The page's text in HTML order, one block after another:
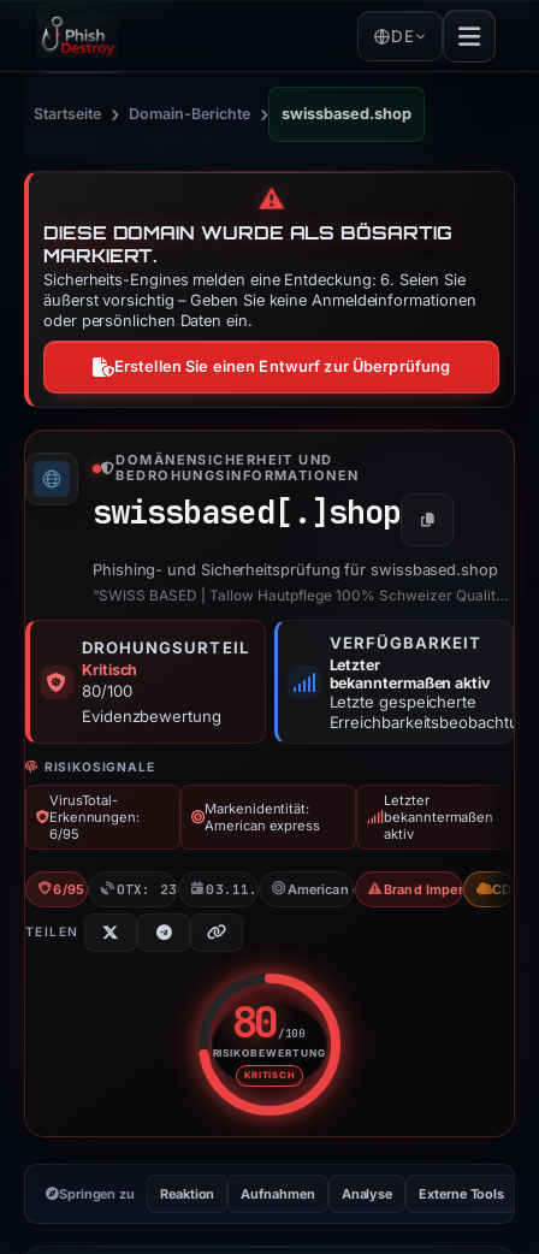
DE
Startseite › Domain-Berichte › swissbased.shop
⚠️
DIESE DOMAIN WURDE ALS BÖSARTIG
MARKIERT.
Sicherheits-Engines melden eine Entdeckung: 6. Seien Sie
äußerst vorsichtig – Geben Sie keine Anmeldeinformationen
oder persönlichen Daten ein.
Erstellen Sie einen Entwurf zur Überprüfung
DOMÄNENSICHERHEIT UND
BEDROHUNGSINFORMATIONEN
swissbased[.] shop Kopieren
Phishing- und Sicherheitsprüfung für swissbased.shop
“SWISS BASED | Tallow Hautpflege 100% Schweizer Qualität – Swiss Based”
DROHUNGSURTEIL
Kritisch
80/100
Evidenzbewertung
VERFÜGBARKEIT
Letzter
bekanntermaßen aktiv
Letzte gespeicherte
Erreichbarkeitsbeobachtung
RISIKOSIGNALE
VirusTotal-
Erkennungen:
6/95
Markenidentität:
American express
Letzter
bekanntermaßen
aktiv
6/95 VT OTX: 23 refs03.11.2025American expressBrand Impersonation
CDN
TEILEN
80/100
RISIKOBEWERTUNG
KRITISCH
Risikobewertung: 80 von
Springen zu Reaktion Aufnahmen Analyse Externe Tools